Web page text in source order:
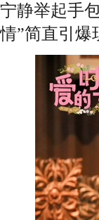
宁静举起手
情”简直引爆